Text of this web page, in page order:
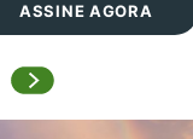
ASSINE AGORA